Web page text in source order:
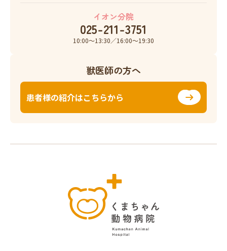
イオン分院
025-211-3751
10:00〜13:30／16:00〜19:30
獣医師の方へ
患者様の紹介はこちらから